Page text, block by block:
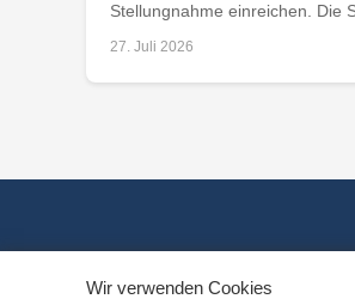
Stellungnahme einreichen. Die
27. Juli 2026
Wir verwenden Cookies